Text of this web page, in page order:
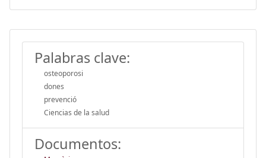
Palabras clave:
osteoporosi
dones
prevenció
Ciencias de la salud
Documentos: